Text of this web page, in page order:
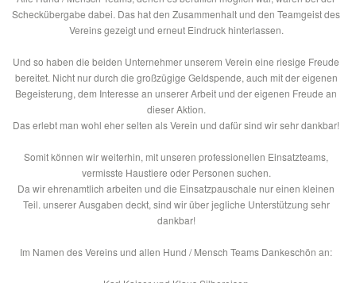
Scheckübergabe dabei. Das hat den Zusammenhalt und den Teamgeist des
Vereins gezeigt und erneut Eindruck hinterlassen.
Und so haben die beiden Unternehmer unserem Verein eine riesige Freude
bereitet. Nicht nur durch die großzügige Geldspende, auch mit der eigenen
Begeisterung, dem Interesse an unserer Arbeit und der eigenen Freude an
dieser Aktion.
Das erlebt man wohl eher selten als Verein und dafür sind wir sehr dankbar!
Somit können wir weiterhin, mit unseren professionellen Einsatzteams,
vermisste Haustiere oder Personen suchen.
Da wir ehrenamtlich arbeiten und die Einsatzpauschale nur einen kleinen
Teil. unserer Ausgaben deckt, sind wir über jegliche Unterstützung sehr
dankbar!
Im Namen des Vereins und allen Hund / Mensch Teams Dankeschön an: